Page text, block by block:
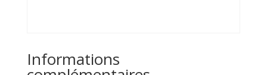
Informations